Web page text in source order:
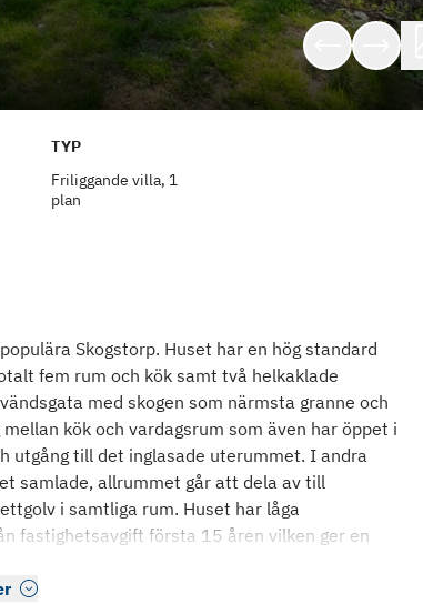
TYP
Friliggande villa, 1
plan
Skogstorp. Huset har en hög standard
fem rum och kök samt två helkaklade
med skogen som närmsta granne och
kök och vardagsrum som även har öppet i
utgång till det inglasade uterummet. I andra
samlade, allrummet går att dela av till
i samtliga rum. Huset har låga
fastighetsavgift första 15 åren vilken ger en